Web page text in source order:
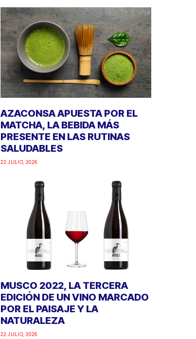
AZACONSA APUESTA POR EL
MATCHA, LA BEBIDA MÁS
PRESENTE EN LAS RUTINAS
SALUDABLES
22 JULIO, 2026
MUSCO 2022, LA TERCERA
EDICIÓN DE UN VINO MARCADO
POR EL PAISAJE Y LA
NATURALEZA
22 JULIO, 2026